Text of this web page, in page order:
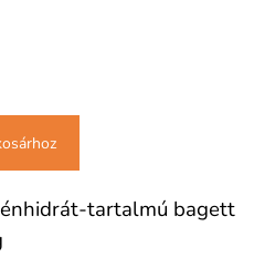
tartalmú bagett